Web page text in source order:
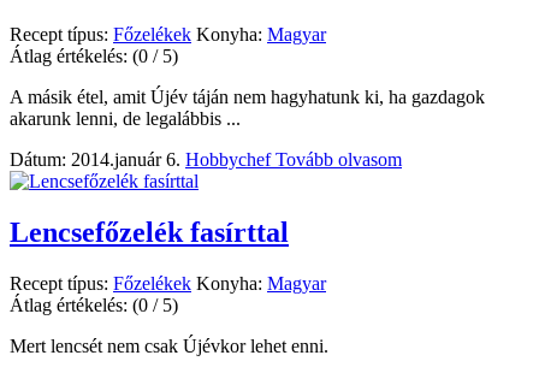
Recept típus: Főzelékek Konyha: Magyar
Átlag értékelés: (0 / 5)
A másik étel, amit Újév táján nem hagyhatunk ki, ha gazdagok
akarunk lenni, de legalábbis ...
Dátum: 2014.január 6. HobbychefTovább olvasom
Lencsefőzelék fasírttal
Recept típus: Főzelékek Konyha: Magyar
Átlag értékelés: (0 / 5)
Mert lencsét nem csak Újévkor lehet enni.